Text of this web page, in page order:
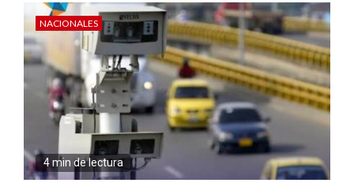
NACIONALES
4 min de lectura